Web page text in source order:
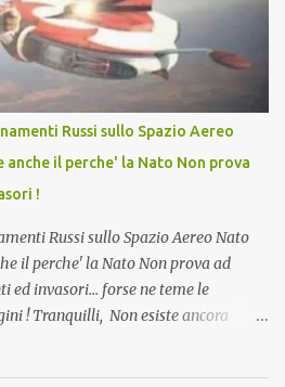
Russi sullo Spazio Aereo
anche il perche' la Nato Non prova
!
Russi sullo Spazio Aereo Nato
il perche' la Nato Non prova ad
ed invasori... forse ne teme le
! Tranquilli, Non esiste ancora